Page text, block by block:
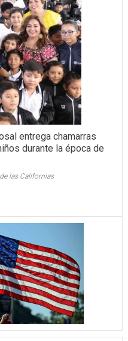
entrega chamarras
durante la época de
las Californias